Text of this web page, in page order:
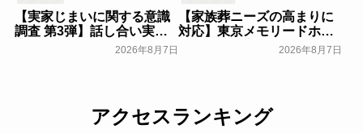
【実家じまいに関する意識
調査 第3弾】話し合い実施
率は29.5％で前回から低
2026年8月7日
【家族葬ニーズの高まりに
対応】東京メモリードホー
ルに貸切型家族葬空間『第
2026年8月7日
アクセスランキング